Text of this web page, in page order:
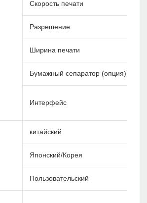
Скорость печати
Разрешение
Ширина печати
Бумажный сепаратор (опция)
Интерфейс
китайский
Японский/Корея
Пользовательский